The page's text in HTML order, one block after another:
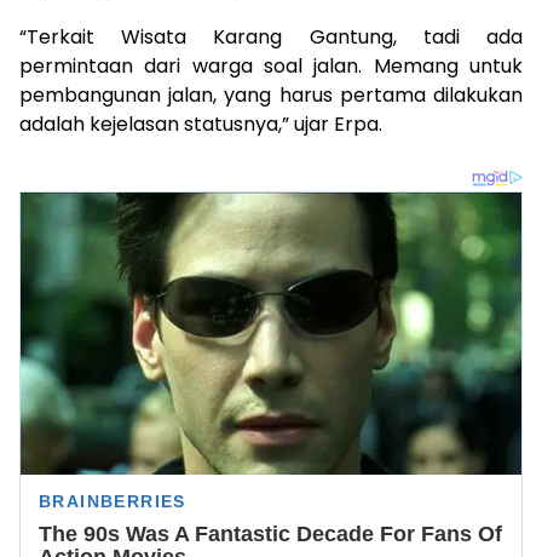
“Terkait Wisata Karang Gantung, tadi ada
permintaan dari warga soal jalan. Memang untuk
pembangunan jalan, yang harus pertama dilakukan
adalah kejelasan statusnya,” ujar Erpa.